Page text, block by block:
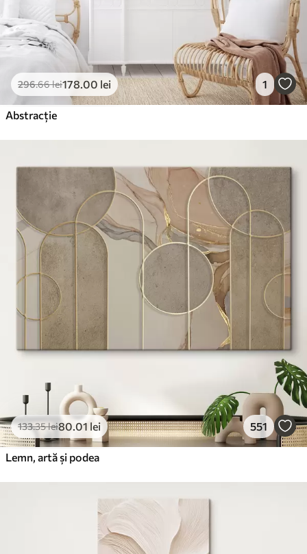
296.66lei178.00 lei 1
Abstracție
133.35lei80.01 lei 551
Lemn, artă și podea